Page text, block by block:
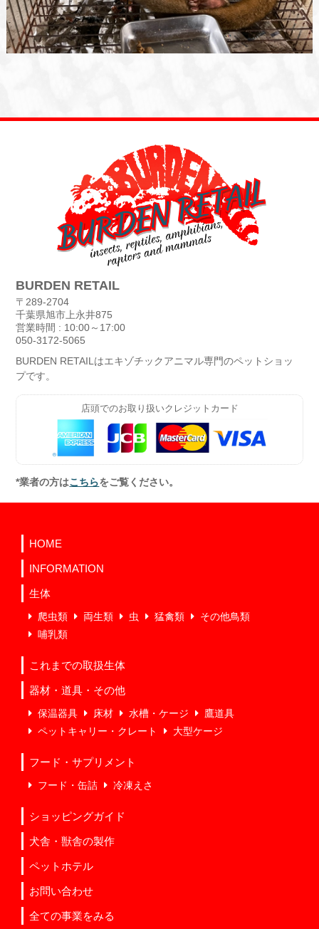
BURDEN RETAIL
〒289-2704
千葉県旭市上永井875
営業時間 : 10:00～17:00
050-3172-5065
BURDEN RETAILはエキゾチックアニマル専門のペットショッ
プです。
店頭でのお取り扱いクレジットカード
*業者の方はこちらをご覧ください。
HOME
INFORMATION
生体
爬虫類 両生類 虫 猛禽類
その他鳥類
哺乳類
これまでの取扱生体
器材・道具・その他
保温器具 床材 水槽・ケージ
鷹道具
ペットキャリー・クレート
大型ケージ
フード・サプリメント
フード・缶詰 冷凍えさ
ショッピングガイド
犬舎・獣舎の製作
ペットホテル
お問い合わせ
全ての事業をみる